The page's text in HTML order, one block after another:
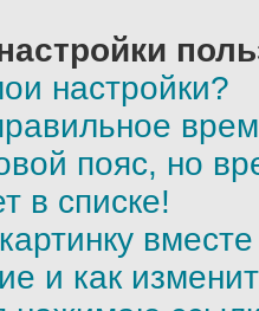
настройки?
пояс, но
в списке!
и как